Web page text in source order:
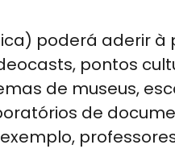
poderá aderir à
pontos
de museus,
de